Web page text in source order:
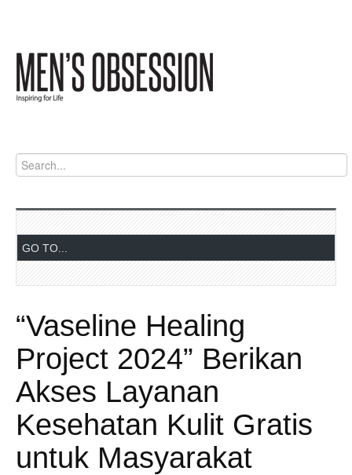
“Vaseline Healing
Project 2024” Berikan
Akses Layanan
Kesehatan Kulit Gratis
untuk Masyarakat